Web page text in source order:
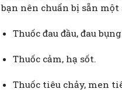
bạn nên chuẩn bị sẵn
Thuốc đau đầu, đau bụng.
Thuốc cảm, hạ sốt.
Thuốc tiêu chảy, men